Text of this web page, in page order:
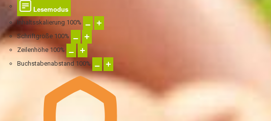
Lesemodus
Inhaltsskalierung 100%
Schriftgröße 100%
Zeilenhöhe 100%
Buchstabenabstand 100%